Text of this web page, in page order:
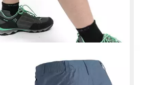
Caprihose Neckar kurze Hose Damen,
luftige Wanderhose, leichte